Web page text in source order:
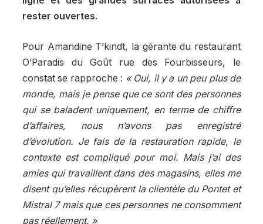
rester ouvertes.
Pour Amandine T’kindt, la gérante du restaurant
O’Paradis du Goût rue des Fourbisseurs, le
constat se rapproche : « Oui, il y a un peu plus de
monde, mais je pense que ce sont des personnes
qui se baladent uniquement, en terme de chiffre
d’affaires, nous n’avons pas enregistré
d’évolution. Je fais de la restauration rapide, le
contexte est compliqué pour moi. Mais j’ai des
amies qui travaillent dans des magasins, elles me
disent qu’elles récupèrent la clientèle du Pontet et
Mistral 7 mais que ces personnes ne consomment
pas réellement. »